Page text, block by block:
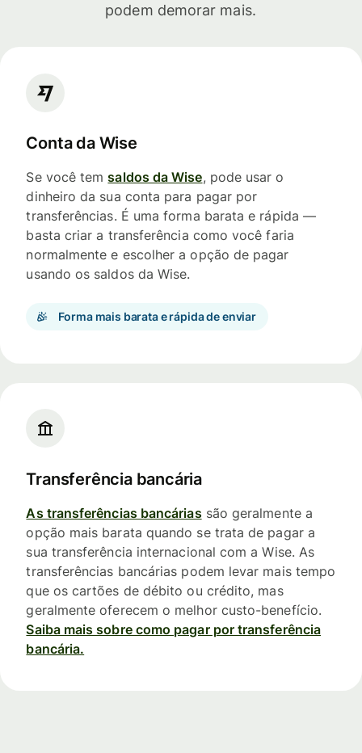
podem demorar mais.
Conta da Wise
Se você temsaldos da Wise, pode usar o
dinheiro da sua conta para pagar por
transferências. É uma forma barata e rápida —
basta criar a transferência como você faria
normalmente e escolher a opção de pagar
usando os saldos da Wise.
Forma mais barata e rápida de enviar
Transferência bancária
As transferências bancáriassão geralmente a
opção mais barata quando se trata de pagar a
sua transferência internacional com a Wise. As
transferências bancárias podem levar mais tempo
que os cartões de débito ou crédito, mas
geralmente oferecem o melhor custo-benefício.
Saiba mais sobre como pagar por transferência
bancária.